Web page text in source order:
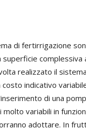
di fertirrigazione
superficie complessiva
realizzato il
costo indicativo
di una
variabili in
adottare. In